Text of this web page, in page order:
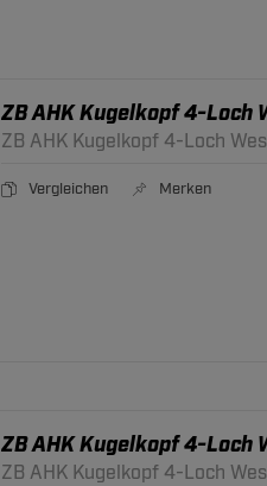
ZB AHK Kugelkopf 4-Loch
ZB AHK Kugelkopf 4-Loch
Vergleichen Merken
ZB AHK Kugelkopf 4-Loch
ZB AHK Kugelkopf 4-Loch